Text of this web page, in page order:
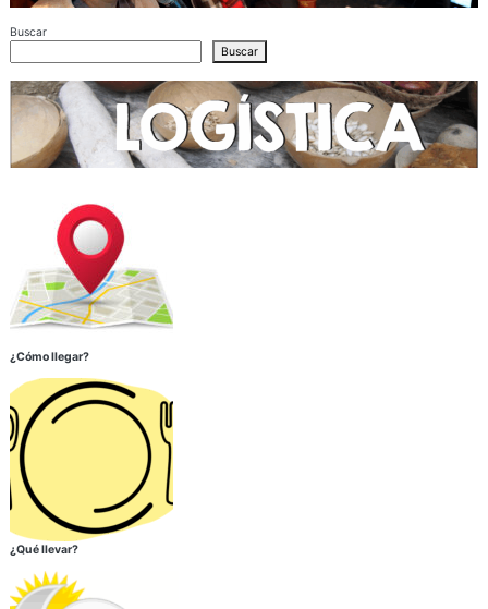
Buscar
Buscar
¿Cómo llegar?
¿Qué llevar?